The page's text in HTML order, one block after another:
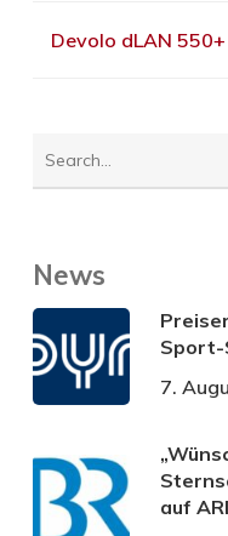
Devolo dLAN
News
Sport-
7.
auf